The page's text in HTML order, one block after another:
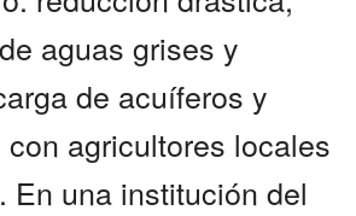
aguas grises y
de acuíferos y
agricultores locales
En una institución del